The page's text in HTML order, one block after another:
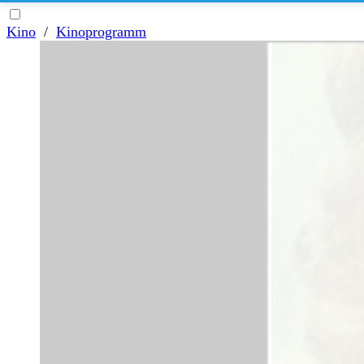
Kino / Kinoprogramm